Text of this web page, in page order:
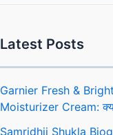
Latest Posts
Garnier Fresh &
Moisturizer Cream:
Samridhii Shukla